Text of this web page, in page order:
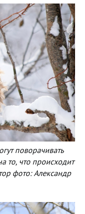
поворачивать
то, что происходит
фото: Александр